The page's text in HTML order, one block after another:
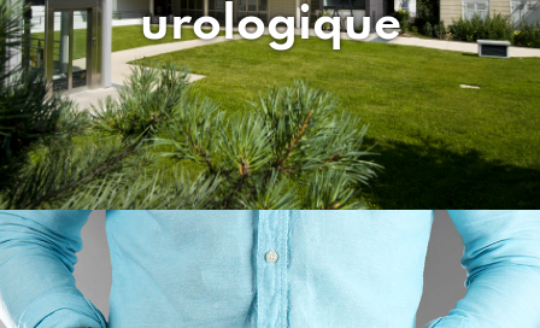
urologique